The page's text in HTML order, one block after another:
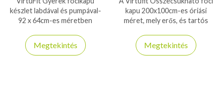
készlet labdával és pumpával-
92 x 64cm-es méretben
Megtekintés
kapu 200x100cm-es óriási
méret, mely erős, és tartós
rögzíthető kivitelben!
Megtekintés